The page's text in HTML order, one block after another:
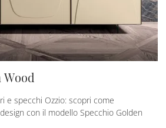
Wood
e specchi Ozzio: scopri come
con il modello Specchio Golden